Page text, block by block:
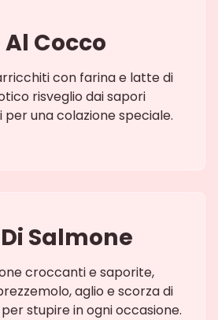
Cocco
con farina e latte di
risveglio dai sapori
una colazione speciale.
Salmone
croccanti e saporite,
aglio e scorza di
stupire in ogni occasione.